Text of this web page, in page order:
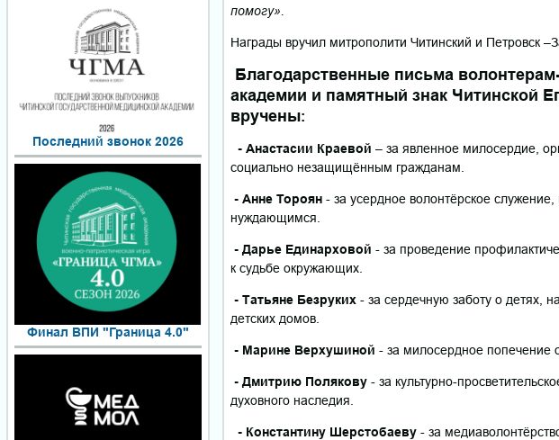
Последний звонок 2026
Финал ВПИ "Граница 4.0"
помогу».
Награды вручил митрополити Читинский и Петровск
Благодарственные письма
академии и памятный знак
вручены:
- Анастасии Краевой – за явленное милосердие,
социально незащищённым гражданам.
- Анне Тороян - за усердное волонтёрское
нуждающимся.
- Дарье Единарховой - за проведение
к судьбе окружающих.
- Татьяне Безруких - за сердечную заботу о детях,
детских домов.
- Марине Верхушиной - за милосердное попечение
- Дмитрию Полякову - за культурно-
духовного наследия.
- Константину Шерстобаеву - за